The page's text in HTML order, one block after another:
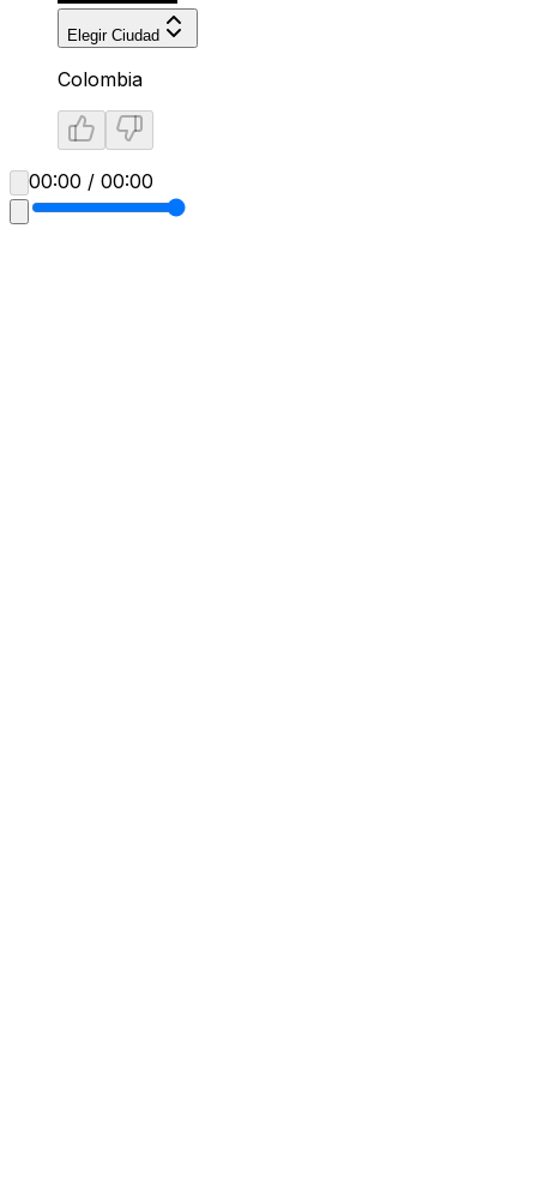
Elegir Ciudad
Colombia
00:00 / 00:00